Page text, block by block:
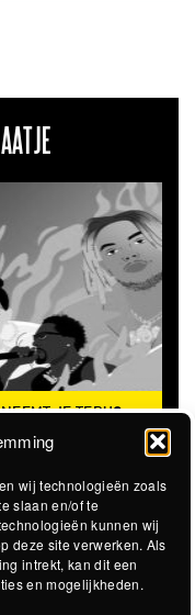
wij technologieën zoals
slaan en/of te
kunnen wij
deze site verwerken. Als
intrekt, kan dit een
en mogelijkheden.
ZA 6 MRT 2027
THE CLOVERHEARTS (AUS)